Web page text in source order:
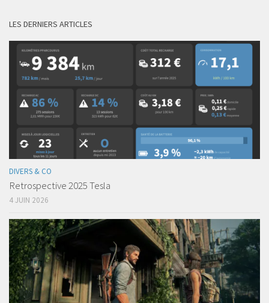
LES DERNIERS ARTICLES
DIVERS & CO
Retrospective 2025 Tesla
4 JUIN 2026